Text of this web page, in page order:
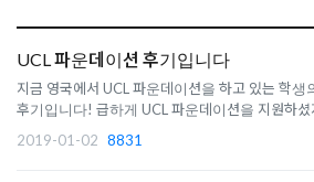
UCL 파운데이션 후기입니다
지금 영국에서 UCL 파운데이션을 하고 있는 학생
후기입니다! 급하게 UCL 파운데이션을 지원하셨
구체적으로 어떻게 진행되는지 궁금하신 분들께
2019-01-02 8831